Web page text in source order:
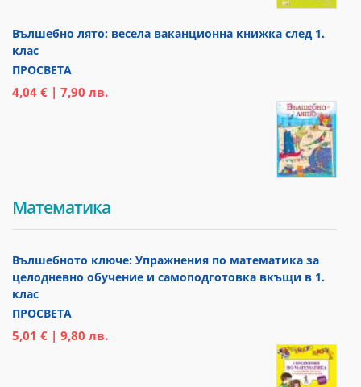
Вълшебно лято: весела ваканционна книжка след 1.
клас
ПРОСВЕТА
4,04 € | 7,90 лв.
Математика
Вълшебното ключе: Упражнения по математика за
целодневно обучение и самоподготовка вкъщи в 1.
клас
ПРОСВЕТА
5,01 € | 9,80 лв.